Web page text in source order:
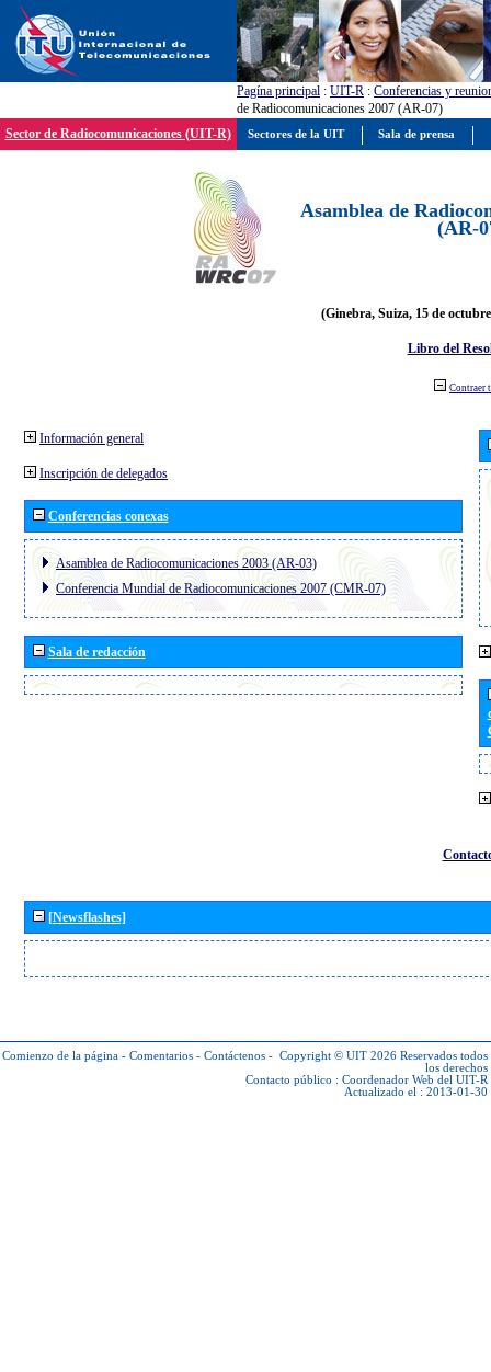
Pagína principal : UIT-R : Conferencias y
de Radiocomunicaciones 2007 (AR-07)
Sector de Radiocomunicaciones (UIT-R)
Asamblea de
(AR-
(Ginebra, Suiza, 15 de
Libro del
Contraer
Información general
Inscripción de delegados
Conferencias conexas
Asamblea de Radiocomunicaciones 2003 (AR-03)
Conferencia Mundial de Radiocomunicaciones 2007 (CMR-07)
Sala de redacción
[Newsflashes]
Comienzo de la página - Comentarios - Contáctenos - Copyright © UIT 2026 Reservados todos
los derechos
Contacto público : Coordenador Web del UIT-R
Actualizado el : 2013-01-30
Sectores de la UIT Sala de prensa